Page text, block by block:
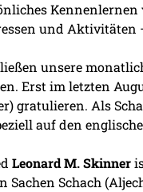
und Aktivitäten
unsere
Erst im letzten
gratulieren. Als
auf den
Leonard M. Skinner
Schach